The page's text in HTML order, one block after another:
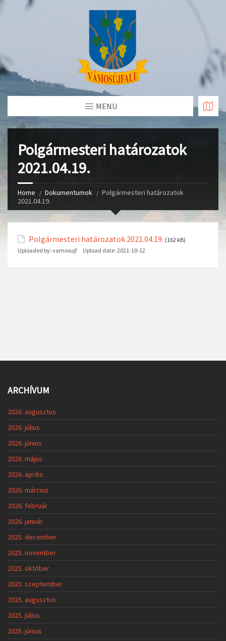
Skip
MENU
Polgármesteri határozatok
2021.04.19.
Home Dokumentumok
Polgármesteri határozatok
2021.04.19.
Polgármesteri határozatok 2021.04.19. (162 kB)
Uploaded by: vamosujf Upload date: 2021-10-12
ARCHÍVUM
2026. augusztus
2026. július
2026. június
2026. május
2026. április
2026. március
2026. február
2026. január
2025. december
2025. november
2025. október
2025. szeptember
2025. augusztus
2025. július
2025. június